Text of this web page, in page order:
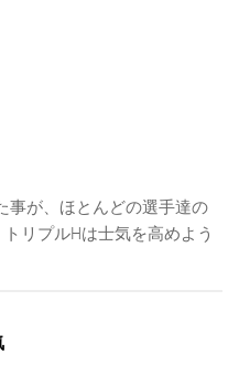
事が、ほとんどの選手達の
リプルHは士気を高めよう